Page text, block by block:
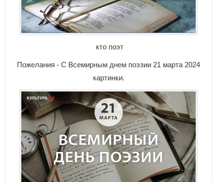
кто поэт
Пожелания - С Всемирным днем поэзии 21 марта 2024
картинки.